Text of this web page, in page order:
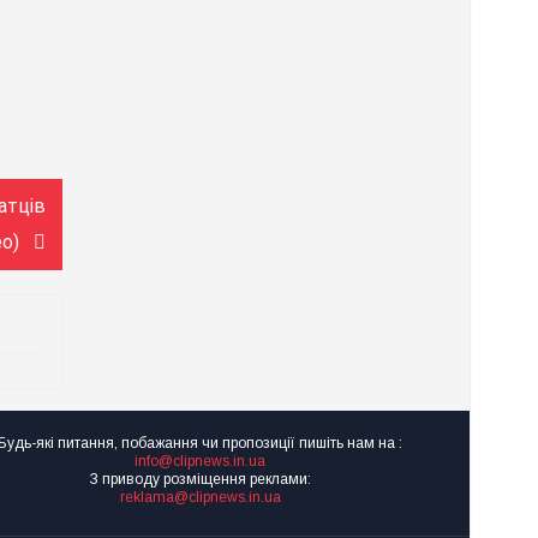
Будь-які питання, побажання чи пропозиції пишіть нам на :
info@clipnews.in.ua
З приводу розміщення реклами:
reklama@clipnews.in.ua